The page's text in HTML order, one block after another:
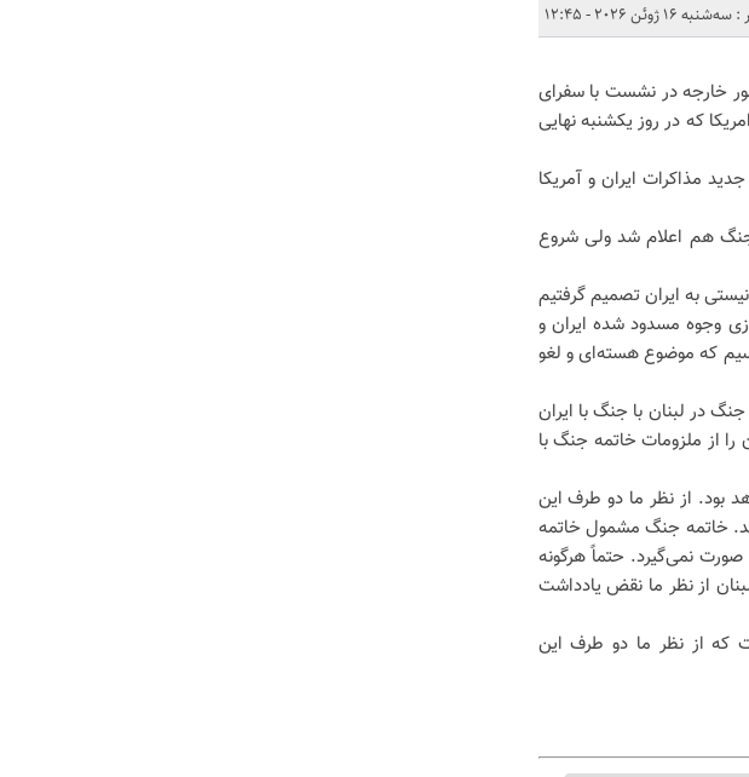
ژوئن 2026 - 12:45
خارجه در نشست با سفرای
که در روز یکشنبه نهایی
مذاکرات ایران و آمریکا
جنگ هم اعلام شد ولی شروع
به ایران تصمیم گرفتیم
وجوه مسدود شده ایران و
به توافق نهایی برسیم که موضوع هسته‌ای و لغو
در لبنان با جنگ با ایران
را از ملزومات خاتمه جنگ با
بود. از نظر ما دو طرف این
خاتمه جنگ مشمول خاتمه
نمی‌گیرد. حتماً هرگونه
از نظر ما نقض یادداشت
که از نظر ما دو طرف این